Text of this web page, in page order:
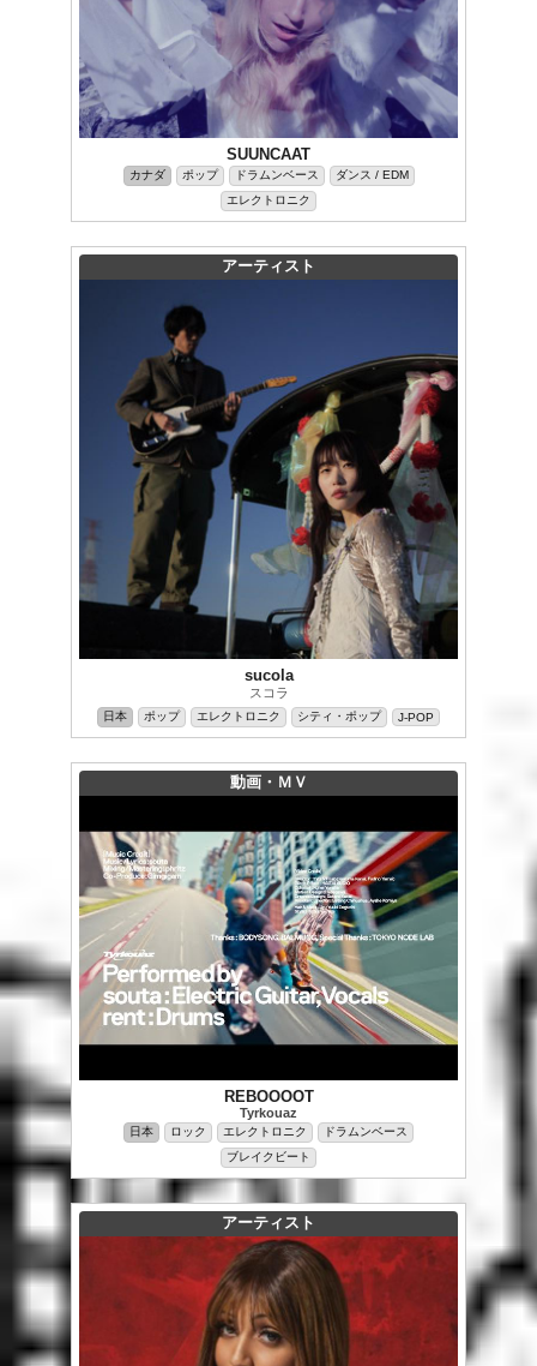
SUUNCAAT
カナダ ポップ ドラムンベース
ダンス / EDM
エレクトロニク
アーティスト
sucola
スコラ
日本 ポップ エレクトロニク シティ・ポップ J-POP
動画・ＭＶ
REBOOOOT
Tyrkouaz
日本 ロック エレクトロニク
ドラムンベース
ブレイクビート
アーティスト